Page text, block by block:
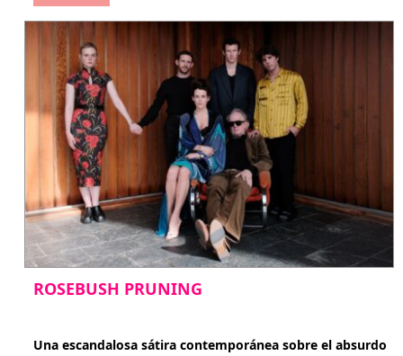
ROSEBUSH PRUNING
Una escandalosa sátira contemporánea sobre el absurdo